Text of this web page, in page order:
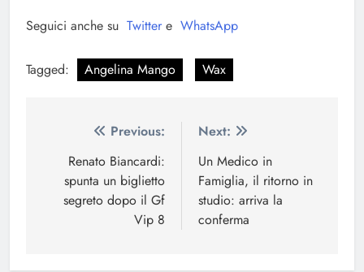
Seguici anche su Twitter e WhatsApp
Tagged: Angelina Mango Wax
Navigazione
articoli
Previous:
Renato Biancardi:
spunta un biglietto
segreto dopo il Gf
Vip 8
Next:
Un Medico in
Famiglia, il ritorno in
studio: arriva la
conferma